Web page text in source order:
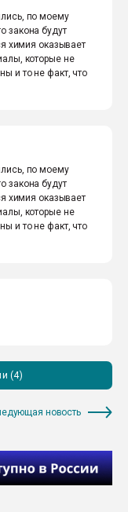
по моему
закона будут
химия оказывает
которые не
и то не факт, что
по моему
закона будут
химия оказывает
которые не
и то не факт, что
(4)
новость